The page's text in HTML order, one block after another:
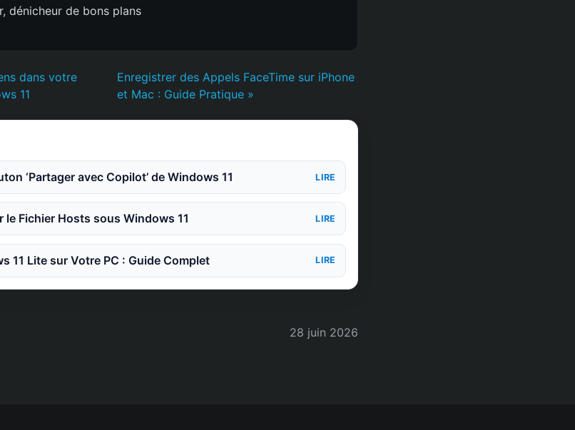
dénicheur de bons plans
dans votre
11
Enregistrer des Appels FaceTime sur iPhone
et Mac : Guide Pratique »
‘Partager avec Copilot’ de Windows 11 LIRE
Fichier Hosts sous Windows 11 LIRE
11 Lite sur Votre PC : Guide Complet LIRE
28 juin 2026